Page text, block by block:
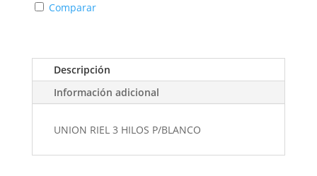
Comparar
Descripción
Información adicional
UNION RIEL 3 HILOS P/BLANCO